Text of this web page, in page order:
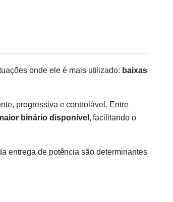
onde ele é mais utilizado: baixas
progressiva e controlável. Entre
binário disponível , facilitando o
entrega de potência são determinantes